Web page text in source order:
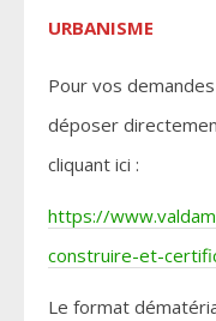
URBANISME
Pour vos
déposer
cliquant ici :
https://
construire-et-
Le format